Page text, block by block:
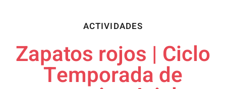
ACTIVIDADES
Zapatos rojos | Ciclo
Temporada de